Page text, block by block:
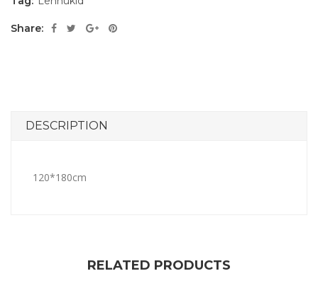
Share:
DESCRIPTION
120*180cm
RELATED PRODUCTS